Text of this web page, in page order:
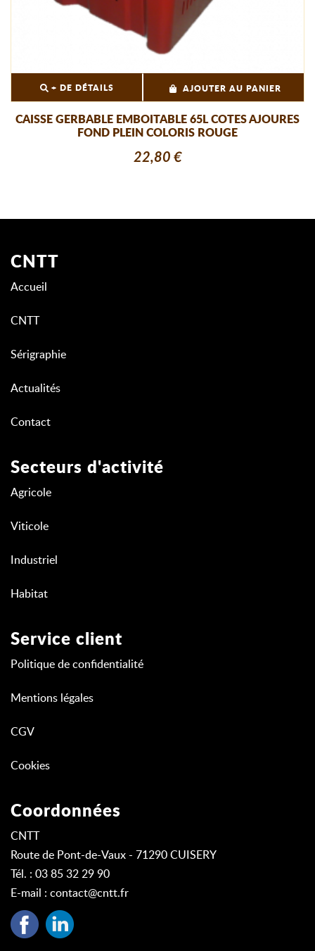
+ DE DÉTAILS AJOUTER AU PANIER
CAISSE GERBABLE EMBOITABLE 65L COTES AJOURES
FOND PLEIN COLORIS ROUGE
22,80 €
CNTT
Accueil
CNTT
Sérigraphie
Actualités
Contact
Secteurs d'activité
Agricole
Viticole
Industriel
Habitat
Service client
Politique de confidentialité
Mentions légales
CGV
Cookies
Coordonnées
CNTT
Route de Pont-de-Vaux - 71290 CUISERY
Tél. : 03 85 32 29 90
E-mail : contact@cntt.fr